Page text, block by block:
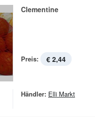
Clementine
Preis: € 2,44
Händler: Elli Markt